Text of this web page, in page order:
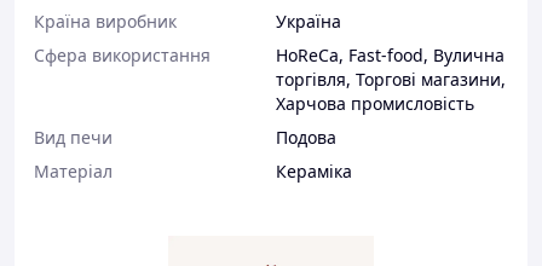
Країна виробник
Україна
Сфера використання
HoReCa, Fast-food, Вулична
торгівля, Торгові магазини,
Харчова промисловість
Вид печи
Подова
Матеріал
Кераміка